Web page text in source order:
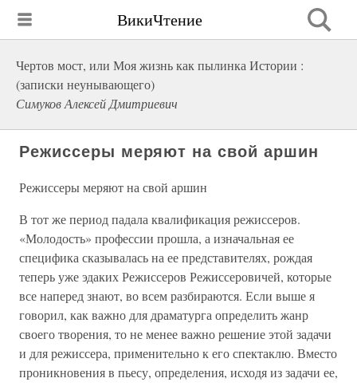
ВикиЧтение
Чертов мост, или Моя жизнь как пылинка Истории :
(записки неунывающего)
Симуков Алексей Дмитриевич
Режиссеры меряют на свой аршин
Режиссеры меряют на свой аршин
В тот же период падала квалификация режиссеров.
«Молодость» профессии прошла, а изначальная ее
специфика сказывалась на ее представителях, рождая
теперь уже эдаких Режиссеров Режиссеровичей, которые
все наперед знают, во всем разбираются. Если выше я
говорил, как важно для драматурга определить жанр
своего творения, то не менее важно решение этой задачи
и для режиссера, применительно к его спектаклю. Вместо
проникновения в пьесу, определения, исходя из задачи ее,